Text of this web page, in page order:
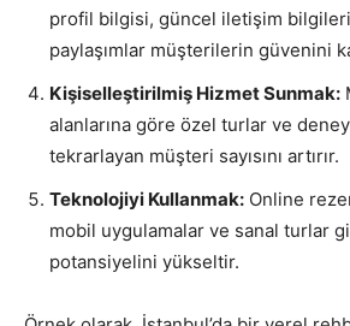
profil bilgisi, güncel iletişim bilgileri
paylaşımlar müşterilerin güvenini
Kişiselleştirilmiş Hizmet Sunmak:
alanlarına göre özel turlar ve
tekrarlayan müşteri sayısını artırır.
Teknolojiyi Kullanmak: Online
mobil uygulamalar ve sanal turlar
potansiyelini yükseltir.